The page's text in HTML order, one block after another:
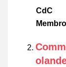
CdC